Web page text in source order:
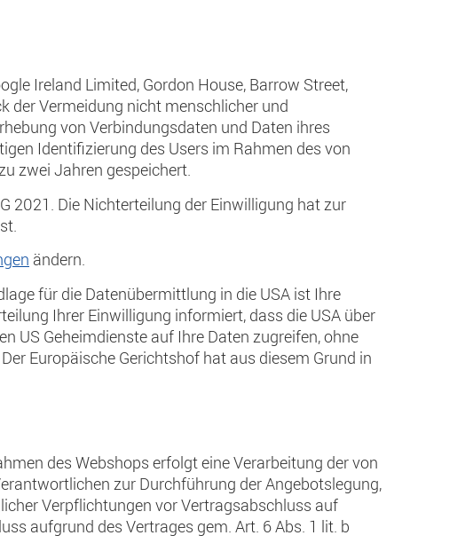
Ireland Limited, Gordon House, Barrow Street,
der Vermeidung nicht menschlicher und
von Verbindungsdaten und Daten ihres
Identifizierung des Users im Rahmen des von
zwei Jahren gespeichert.
2021. Die Nichterteilung der Einwilligung hat zur
ändern.
für die Datenübermittlung in die USA ist Ihre
Ihrer Einwilligung informiert, dass die USA über
US Geheimdienste auf Ihre Daten zugreifen, ohne
Europäische Gerichtshof hat aus diesem Grund in
des Webshops erfolgt eine Verarbeitung der von
zur Durchführung der Angebotslegung,
Verpflichtungen vor Vertragsabschluss auf
aufgrund des Vertrages gem. Art. 6 Abs. 1 lit. b